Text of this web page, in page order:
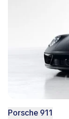
Porsche 911